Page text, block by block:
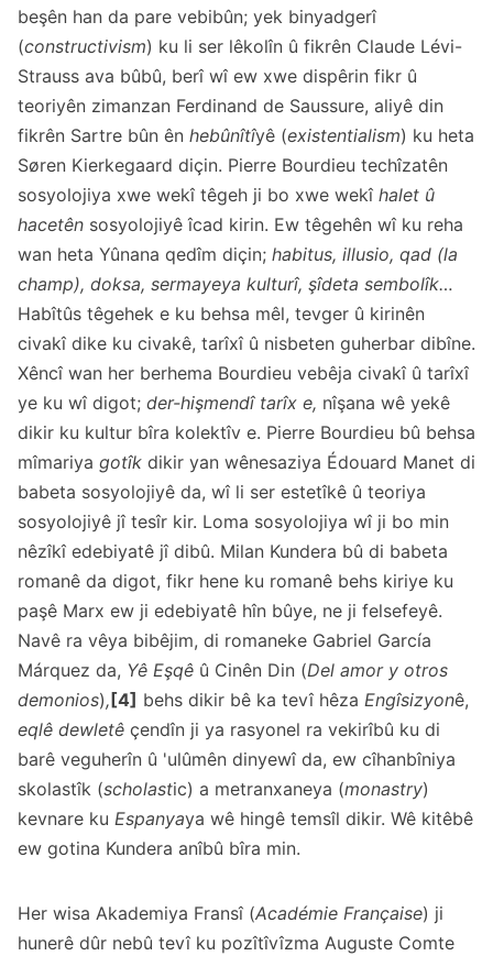
beşên han da pare vebibûn; yek binyadgerî
(constructivism) ku li ser lêkolîn û fikrên Claude Lévi-
Strauss ava bûbû, berî wî ew xwe dispêrin fikr û
teoriyên zimanzan Ferdinand de Saussure, aliyê din
fikrên Sartre bûn ên hebûnîtîyê (existentialism) ku heta
Søren Kierkegaard diçin. Pierre Bourdieu techîzatên
sosyolojiya xwe wekî têgeh ji bo xwe wekî halet û
hacetên sosyolojiyê îcad kirin. Ew têgehên wî ku reha
wan heta Yûnana qedîm diçin; habitus, illusio, qad (la
champ), doksa, sermayeya kulturî, şîdeta sembolîk…
Habîtûs têgehek e ku behsa mêl, tevger û kirinên
civakî dike ku civakê, tarîxî û nisbeten guherbar dibîne.
Xêncî wan her berhema Bourdieu vebêja civakî û tarîxî
ye ku wî digot; der-hişmendî tarîx e, nîşana wê yekê
dikir ku kultur bîra kolektîv e. Pierre Bourdieu bû behsa
mîmariya gotîk dikir yan wênesaziya Édouard Manet di
babeta sosyolojiyê da, wî li ser estetîkê û teoriya
sosyolojiyê jî tesîr kir. Loma sosyolojiya wî ji bo min
nêzîkî edebiyatê jî dibû. Milan Kundera bû di babeta
romanê da digot, fikr hene ku romanê behs kiriye ku
paşê Marx ew ji edebiyatê hîn bûye, ne ji felsefeyê.
Navê ra vêya bibêjim, di romaneke Gabriel García
Márquez da, Yê Eşqê û Cinên Din (Del amor y otros
demonios), [4] behs dikir bê ka tevî hêza Engîsizyonê,
eqlê dewletê çendîn ji ya rasyonel ra vekirîbû ku di
barê veguherîn û 'ulûmên dinyewî da, ew cîhanbîniya
skolastîk (scholastic) a metranxaneya (monastry)
kevnare ku Espanyaya wê hingê temsîl dikir. Wê kitêbê
ew gotina Kundera anîbû bîra min.
Her wisa Akademiya Fransî (Académie Française) ji
hunerê dûr nebû tevî ku pozîtîvîzma Auguste Comte